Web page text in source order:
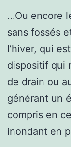
…Ou encore
sans fossés
l’hiver, qui
dispositif qui
de drain ou
générant un
compris en
inondant en